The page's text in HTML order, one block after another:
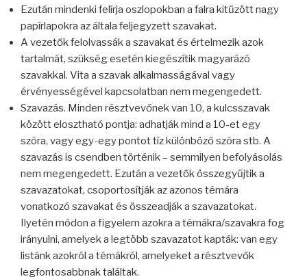
Ezután mindenki felírja oszlopokban a falra kitűzött nagy
papírlapokra az általa feljegyzett szavakat.
A vezetők felolvassák a szavakat és értelmezik azok
tartalmát, szükség esetén kiegészítik magyarázó
szavakkal. Vita a szavak alkalmasságával vagy
érvényességével kapcsolatban nem megengedett.
Szavazás. Minden résztvevőnek van 10, a kulcsszavak
között elosztható pontja: adhatják mind a 10-et egy
szóra, vagy egy-egy pontot tíz különböző szóra stb. A
szavazás is csendben történik – semmilyen befolyásolás
nem megengedett. Ezután a vezetők összegyűjtik a
szavazatokat, csoportosítják az azonos témára
vonatkozó szavakat és összeadják a szavazatokat.
Ilyetén módon a figyelem azokra a témákra/szavakra fog
irányulni, amelyek a legtöbb szavazatot kapták: van egy
listánk azokról a témákról, amelyeket a résztvevők
legfontosabbnak találtak.